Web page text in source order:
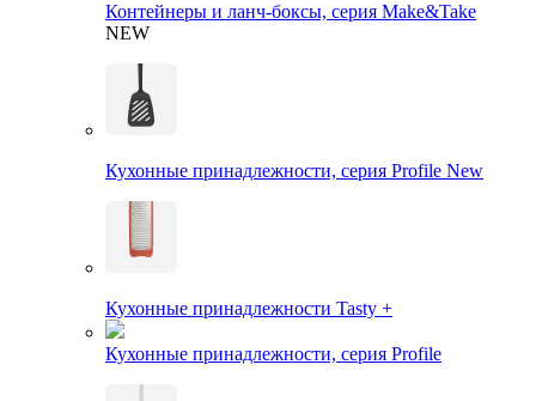
Контейнеры и ланч-боксы, серия Make&Take
NEW
Кухонные принадлежности, серия Profile New
Кухонные принадлежности Tasty +
Кухонные принадлежности, серия Profile